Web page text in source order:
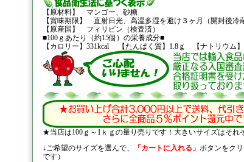
【原材料】 マンゴー、砂糖
【賞味期限】 直射日光、高温多湿を避け３ヶ月（開封後冷
【原産国】 フィリピン（検査済）
■100ｇあたり（約15個）の栄養成分■
【カロリー】331kcal 【たんぱく質】1.8ｇ 【ナトリウム
★当店は100ｇ～1ｋｇの量り売りです！大きいサイズはそれ
↓ご希望のサイズを選んで、
「カートに入れる」 ボタンをク
です）